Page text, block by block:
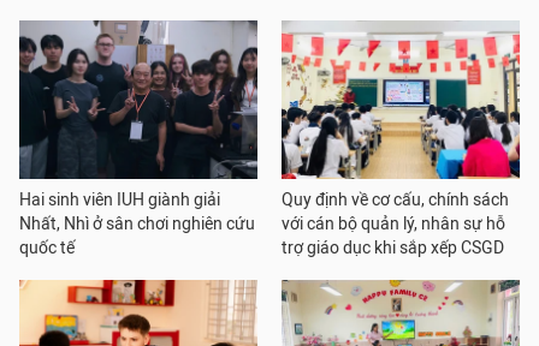
Hai sinh viên IUH giành giải
Nhất, Nhì ở sân chơi nghiên cứu
quốc tế
Quy định về cơ cấu, chính sách
với cán bộ quản lý, nhân sự hỗ
trợ giáo dục khi sắp xếp CSGD